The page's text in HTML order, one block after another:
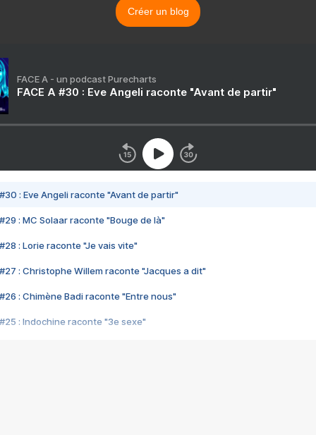
Créer un blog
FACE A - un podcast Purecharts
FACE A #30 : Eve Angeli raconte "Avant de partir"
#30 : Eve Angeli raconte "Avant de partir"
#29 : MC Solaar raconte "Bouge de là"
#28 : Lorie raconte "Je vais vite"
#27 : Christophe Willem raconte "Jacques a dit"
#26 : Chimène Badi raconte "Entre nous"
#25 : Indochine raconte "3e sexe"